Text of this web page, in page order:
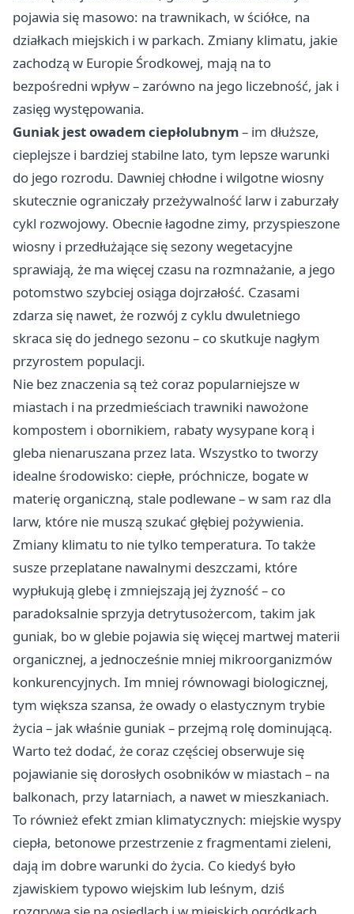
pojawia się masowo: na trawnikach, w ściółce, na
działkach miejskich i w parkach. Zmiany klimatu, jakie
zachodzą w Europie Środkowej, mają na to
bezpośredni wpływ – zarówno na jego liczebność, jak i
zasięg występowania.
Guniak jest owadem ciepłolubnym– im dłuższe,
cieplejsze i bardziej stabilne lato, tym lepsze warunki
do jego rozrodu. Dawniej chłodne i wilgotne wiosny
skutecznie ograniczały przeżywalność larw i zaburzały
cykl rozwojowy. Obecnie łagodne zimy, przyspieszone
wiosny i przedłużające się sezony wegetacyjne
sprawiają, że ma więcej czasu na rozmnażanie, a jego
potomstwo szybciej osiąga dojrzałość. Czasami
zdarza się nawet, że rozwój z cyklu dwuletniego
skraca się do jednego sezonu – co skutkuje nagłym
przyrostem populacji.
Nie bez znaczenia są też coraz popularniejsze w
miastach i na przedmieściach trawniki nawożone
kompostem i obornikiem, rabaty wysypane korą i
gleba nienaruszana przez lata. Wszystko to tworzy
idealne środowisko: ciepłe, próchnicze, bogate w
materię organiczną, stale podlewane – w sam raz dla
larw, które nie muszą szukać głębiej pożywienia.
Zmiany klimatu to nie tylko temperatura. To także
susze przeplatane nawalnymi deszczami, które
wypłukują glebę i zmniejszają jej żyzność – co
paradoksalnie sprzyja detrytusożercom, takim jak
guniak, bo w glebie pojawia się więcej martwej materii
organicznej, a jednocześnie mniej mikroorganizmów
konkurencyjnych. Im mniej równowagi biologicznej,
tym większa szansa, że owady o elastycznym trybie
życia – jak właśnie guniak – przejmą rolę dominującą.
Warto też dodać, że coraz częściej obserwuje się
pojawianie się dorosłych osobników w miastach – na
balkonach, przy latarniach, a nawet w mieszkaniach.
To również efekt zmian klimatycznych: miejskie wyspy
ciepła, betonowe przestrzenie z fragmentami zieleni,
dają im dobre warunki do życia. Co kiedyś było
zjawiskiem typowo wiejskim lub leśnym, dziś